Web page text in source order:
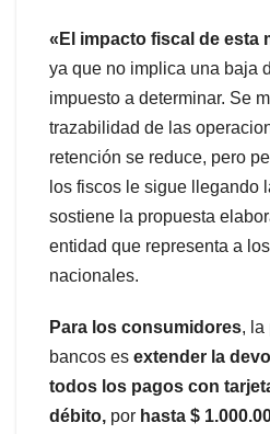
«El impacto fiscal de esta
ya que no implica una baja
impuesto a determinar. Se
trazabilidad de las
retención se reduce, pero
los fiscos le sigue llegando
sostiene la propuesta
entidad que representa a
nacionales.
Para los consumidores, la
bancos es extender la
todos los pagos con
débito, por hasta $